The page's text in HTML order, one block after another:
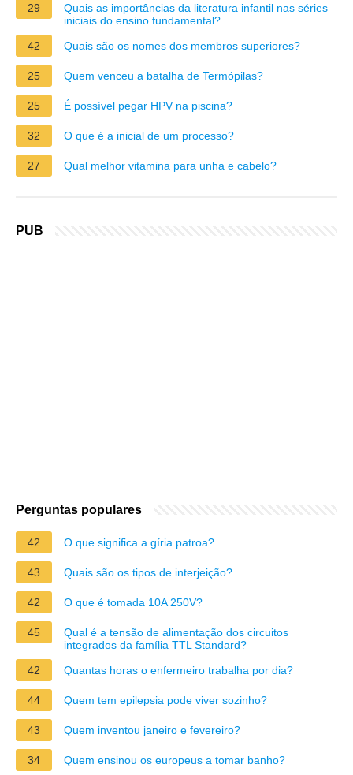
29
Quais as importâncias da literatura infantil nas séries
iniciais do ensino fundamental?
42
Quais são os nomes dos membros superiores?
25 Quem venceu a batalha de Termópilas?
25 É possível pegar HPV na piscina?
32 O que é a inicial de um processo?
27 Qual melhor vitamina para unha e cabelo?
PUB
Perguntas populares
42 O que significa a gíria patroa?
43 Quais são os tipos de interjeição?
42 O que é tomada 10A 250V?
45
Qual é a tensão de alimentação dos circuitos
integrados da família TTL Standard?
42
Quantas horas o enfermeiro trabalha por dia?
44 Quem tem epilepsia pode viver sozinho?
43 Quem inventou janeiro e fevereiro?
34 Quem ensinou os europeus a tomar banho?